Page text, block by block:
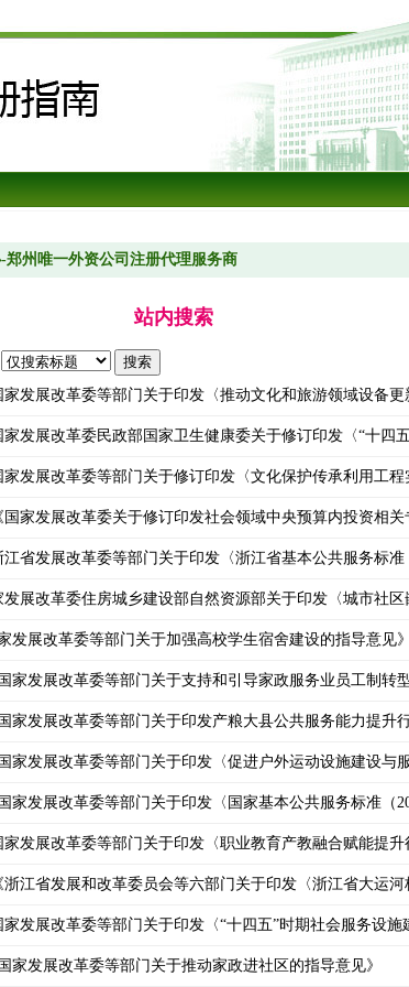
州唯一外资公司注册代理服务商
站内搜索
家发展改革委等部门关于印发〈推动文化和旅游领域设备
家发展改革委民政部国家卫生健康委关于修订印发〈“十
家发展改革委等部门关于修订印发〈文化保护传承利用工
国家发展改革委关于修订印发社会领域中央预算内投资相关
江省发展改革委等部门关于印发〈浙江省基本公共服务标准
发展改革委住房城乡建设部自然资源部关于印发〈城市社
发展改革委等部门关于加强高校学生宿舍建设的指导意见》
国家发展改革委等部门关于支持和引导家政服务业员工制转
国家发展改革委等部门关于印发产粮大县公共服务能力提升
国家发展改革委等部门关于印发〈促进户外运动设施建设与
国家发展改革委等部门关于印发〈国家基本公共服务标准（
家发展改革委等部门关于印发〈职业教育产教融合赋能提
浙江省发展和改革委员会等六部门关于印发〈浙江省大运
家发展改革委等部门关于印发〈“十四五”时期社会服务设
国家发展改革委等部门关于推动家政进社区的指导意见》